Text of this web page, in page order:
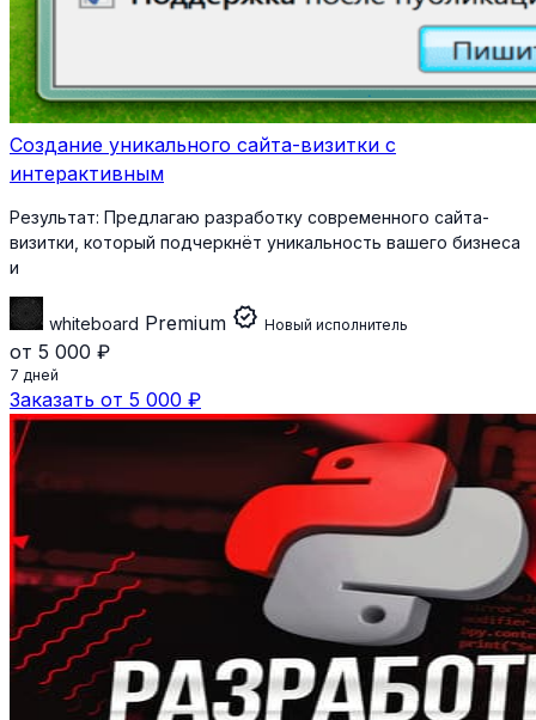
Создание уникального сайта-визитки с
интерактивным
Результат: Предлагаю разработку современного сайта-
визитки, который подчеркнёт уникальность вашего бизнеса
и
whiteboard Premium verified Новый исполнитель
от 5 000 ₽
7 дней
Заказать от 5 000 ₽